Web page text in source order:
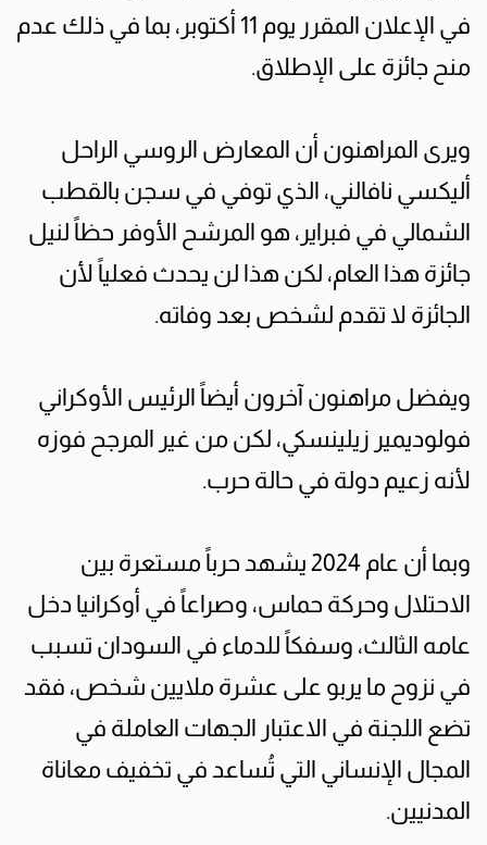
في الإعلان المقرر يوم 11 أكتوبر، بما في ذلك عدم
منح جائزة على الإطلاق.
ويرى المراهنون أن المعارض الروسي الراحل
أليكسي نافالني، الذي توفي في سجن بالقطب
الشمالي في فبراير، هو المرشح الأوفر حظاً لنيل
جائزة هذا العام، لكن هذا لن يحدث فعلياً لأن
الجائزة لا تقدم لشخص بعد وفاته.
ويفضل مراهنون آخرون أيضاً الرئيس الأوكراني
فولوديمير زيلينسكي، لكن من غير المرجح فوزه
لأنه زعيم دولة في حالة حرب.
وبما أن عام 2024 يشهد حرباً مستعرة بين
الاحتلال وحركة حماس، وصراعاً في أوكرانيا دخل
عامه الثالث، وسفكاً للدماء في السودان تسبب
في نزوح ما يربو على عشرة ملايين شخص، فقد
تضع اللجنة في الاعتبار الجهات العاملة في
المجال الإنساني التي تُساعد في تخفيف معاناة
المدنيين.